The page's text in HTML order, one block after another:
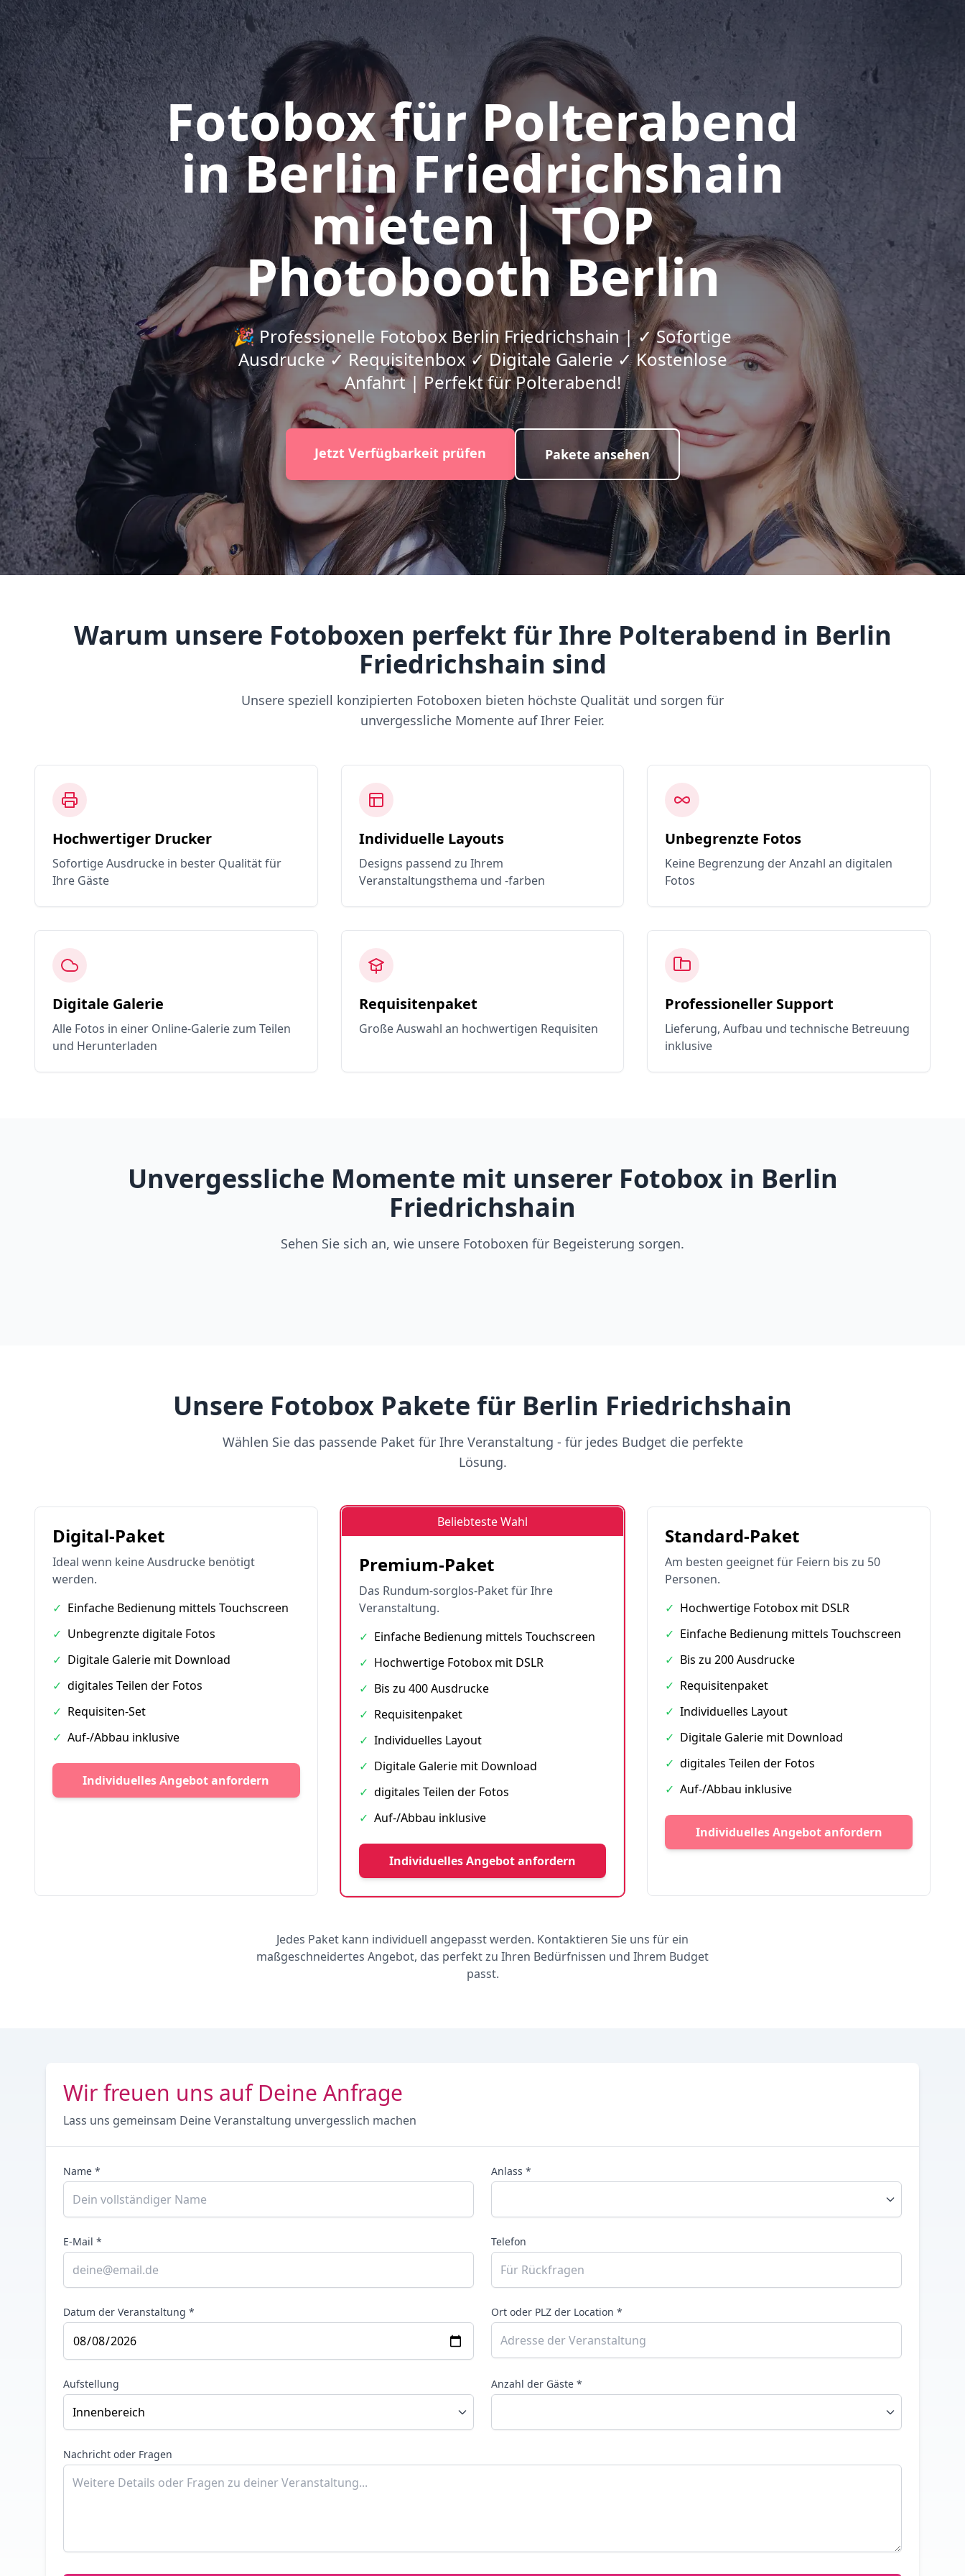
Fotobox für Polterabend
in Berlin Friedrichshain
mieten | TOP
Photobooth Berlin
🎉 Professionelle Fotobox Berlin Friedrichshain | ✓ Sofortige
Ausdrucke ✓ Requisitenbox ✓ Digitale Galerie ✓ Kostenlose
Anfahrt | Perfekt für Polterabend!
Jetzt Verfügbarkeit prüfen Pakete ansehen
Warum unsere Fotoboxen perfekt für Ihre Polterabend in Berlin
Friedrichshain sind
Unsere speziell konzipierten Fotoboxen bieten höchste Qualität und sorgen für
unvergessliche Momente auf Ihrer Feier.
Hochwertiger Drucker
Sofortige Ausdrucke in bester Qualität für
Ihre Gäste
Individuelle Layouts
Designs passend zu Ihrem
Veranstaltungsthema und -farben
Unbegrenzte Fotos
Keine Begrenzung der Anzahl an digitalen
Fotos
Digitale Galerie
Alle Fotos in einer Online-Galerie zum Teilen
und Herunterladen
Requisitenpaket
Große Auswahl an hochwertigen Requisiten
Professioneller Support
Lieferung, Aufbau und technische Betreuung
inklusive
Unvergessliche Momente mit unserer Fotobox in Berlin
Friedrichshain
Sehen Sie sich an, wie unsere Fotoboxen für Begeisterung sorgen.
Unsere Fotobox Pakete für Berlin Friedrichshain
Wählen Sie das passende Paket für Ihre Veranstaltung - für jedes Budget die perfekte
Lösung.
Digital-Paket
Ideal wenn keine Ausdrucke benötigt
werden.
✓ Einfache Bedienung mittels Touchscreen
✓ Unbegrenzte digitale Fotos
✓ Digitale Galerie mit Download
✓ digitales Teilen der Fotos
✓ Requisiten-Set
✓ Auf-/Abbau inklusive
Individuelles Angebot anfordern
Beliebteste Wahl
Premium-Paket
Das Rundum-sorglos-Paket für Ihre
Veranstaltung.
✓ Einfache Bedienung mittels Touchscreen
✓ Hochwertige Fotobox mit DSLR
✓ Bis zu 400 Ausdrucke
✓ Requisitenpaket
✓ Individuelles Layout
✓ Digitale Galerie mit Download
✓ digitales Teilen der Fotos
✓ Auf-/Abbau inklusive
Individuelles Angebot anfordern
Standard-Paket
Am besten geeignet für Feiern bis zu 50
Personen.
✓ Hochwertige Fotobox mit DSLR
✓ Einfache Bedienung mittels Touchscreen
✓ Bis zu 200 Ausdrucke
✓ Requisitenpaket
✓ Individuelles Layout
✓ Digitale Galerie mit Download
✓ digitales Teilen der Fotos
✓ Auf-/Abbau inklusive
Individuelles Angebot anfordern
Jedes Paket kann individuell angepasst werden. Kontaktieren Sie uns für ein
maßgeschneidertes Angebot, das perfekt zu Ihren Bedürfnissen und Ihrem Budget
passt.
Wir freuen uns auf Deine Anfrage
Lass uns gemeinsam Deine Veranstaltung unvergesslich machen
Name * Anlass *
E-Mail * Telefon
Datum der Veranstaltung * Ort oder PLZ der Location *
Aufstellung Anzahl der Gäste *
Nachricht oder Fragen